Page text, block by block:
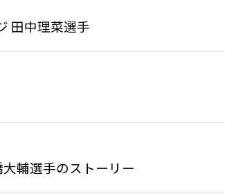
田中理菜選手
輔選手のストーリー